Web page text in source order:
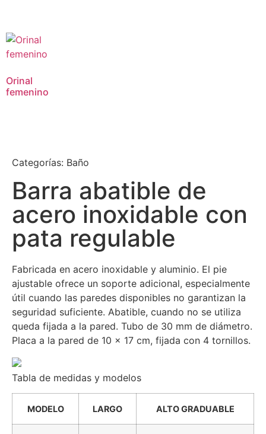
Orinal
femenino
Categorías: Baño
Barra abatible de
acero inoxidable con
pata regulable
Fabricada en acero inoxidable y aluminio. El pie
ajustable ofrece un soporte adicional, especialmente
útil cuando las paredes disponibles no garantizan la
seguridad suficiente. Abatible, cuando no se utiliza
queda fijada a la pared. Tubo de 30 mm de diámetro.
Placa a la pared de 10 x 17 cm, fijada con 4 tornillos.
Tabla de medidas y modelos
MODELO LARGO ALTO GRADUABLE